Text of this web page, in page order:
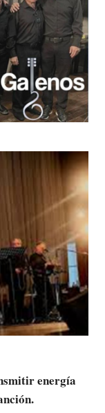
energía